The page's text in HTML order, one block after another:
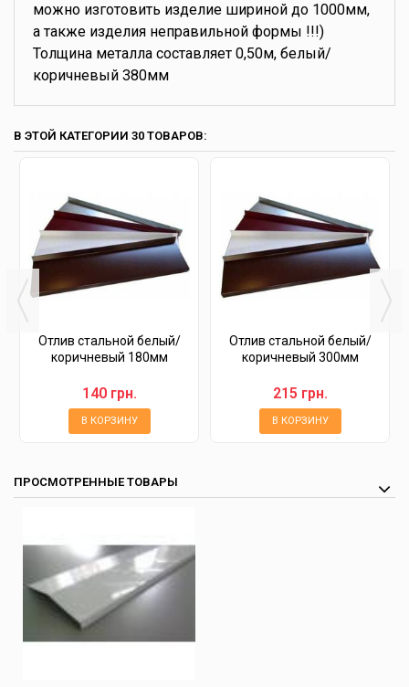
можно изготовить изделие шириной до 1000мм,
а также изделия неправильной формы !!!)
Толщина металла составляет 0,50м, белый/
коричневый 380мм
В ЭТОЙ КАТЕГОРИИ 30 ТОВАРОВ:
Отлив стальной белый/
коричневый 180мм
140 грн.
В КОРЗИНУ
Отлив стальной белый/
коричневый 300мм
215 грн.
В КОРЗИНУ
ПРОСМОТРЕННЫЕ ТОВАРЫ